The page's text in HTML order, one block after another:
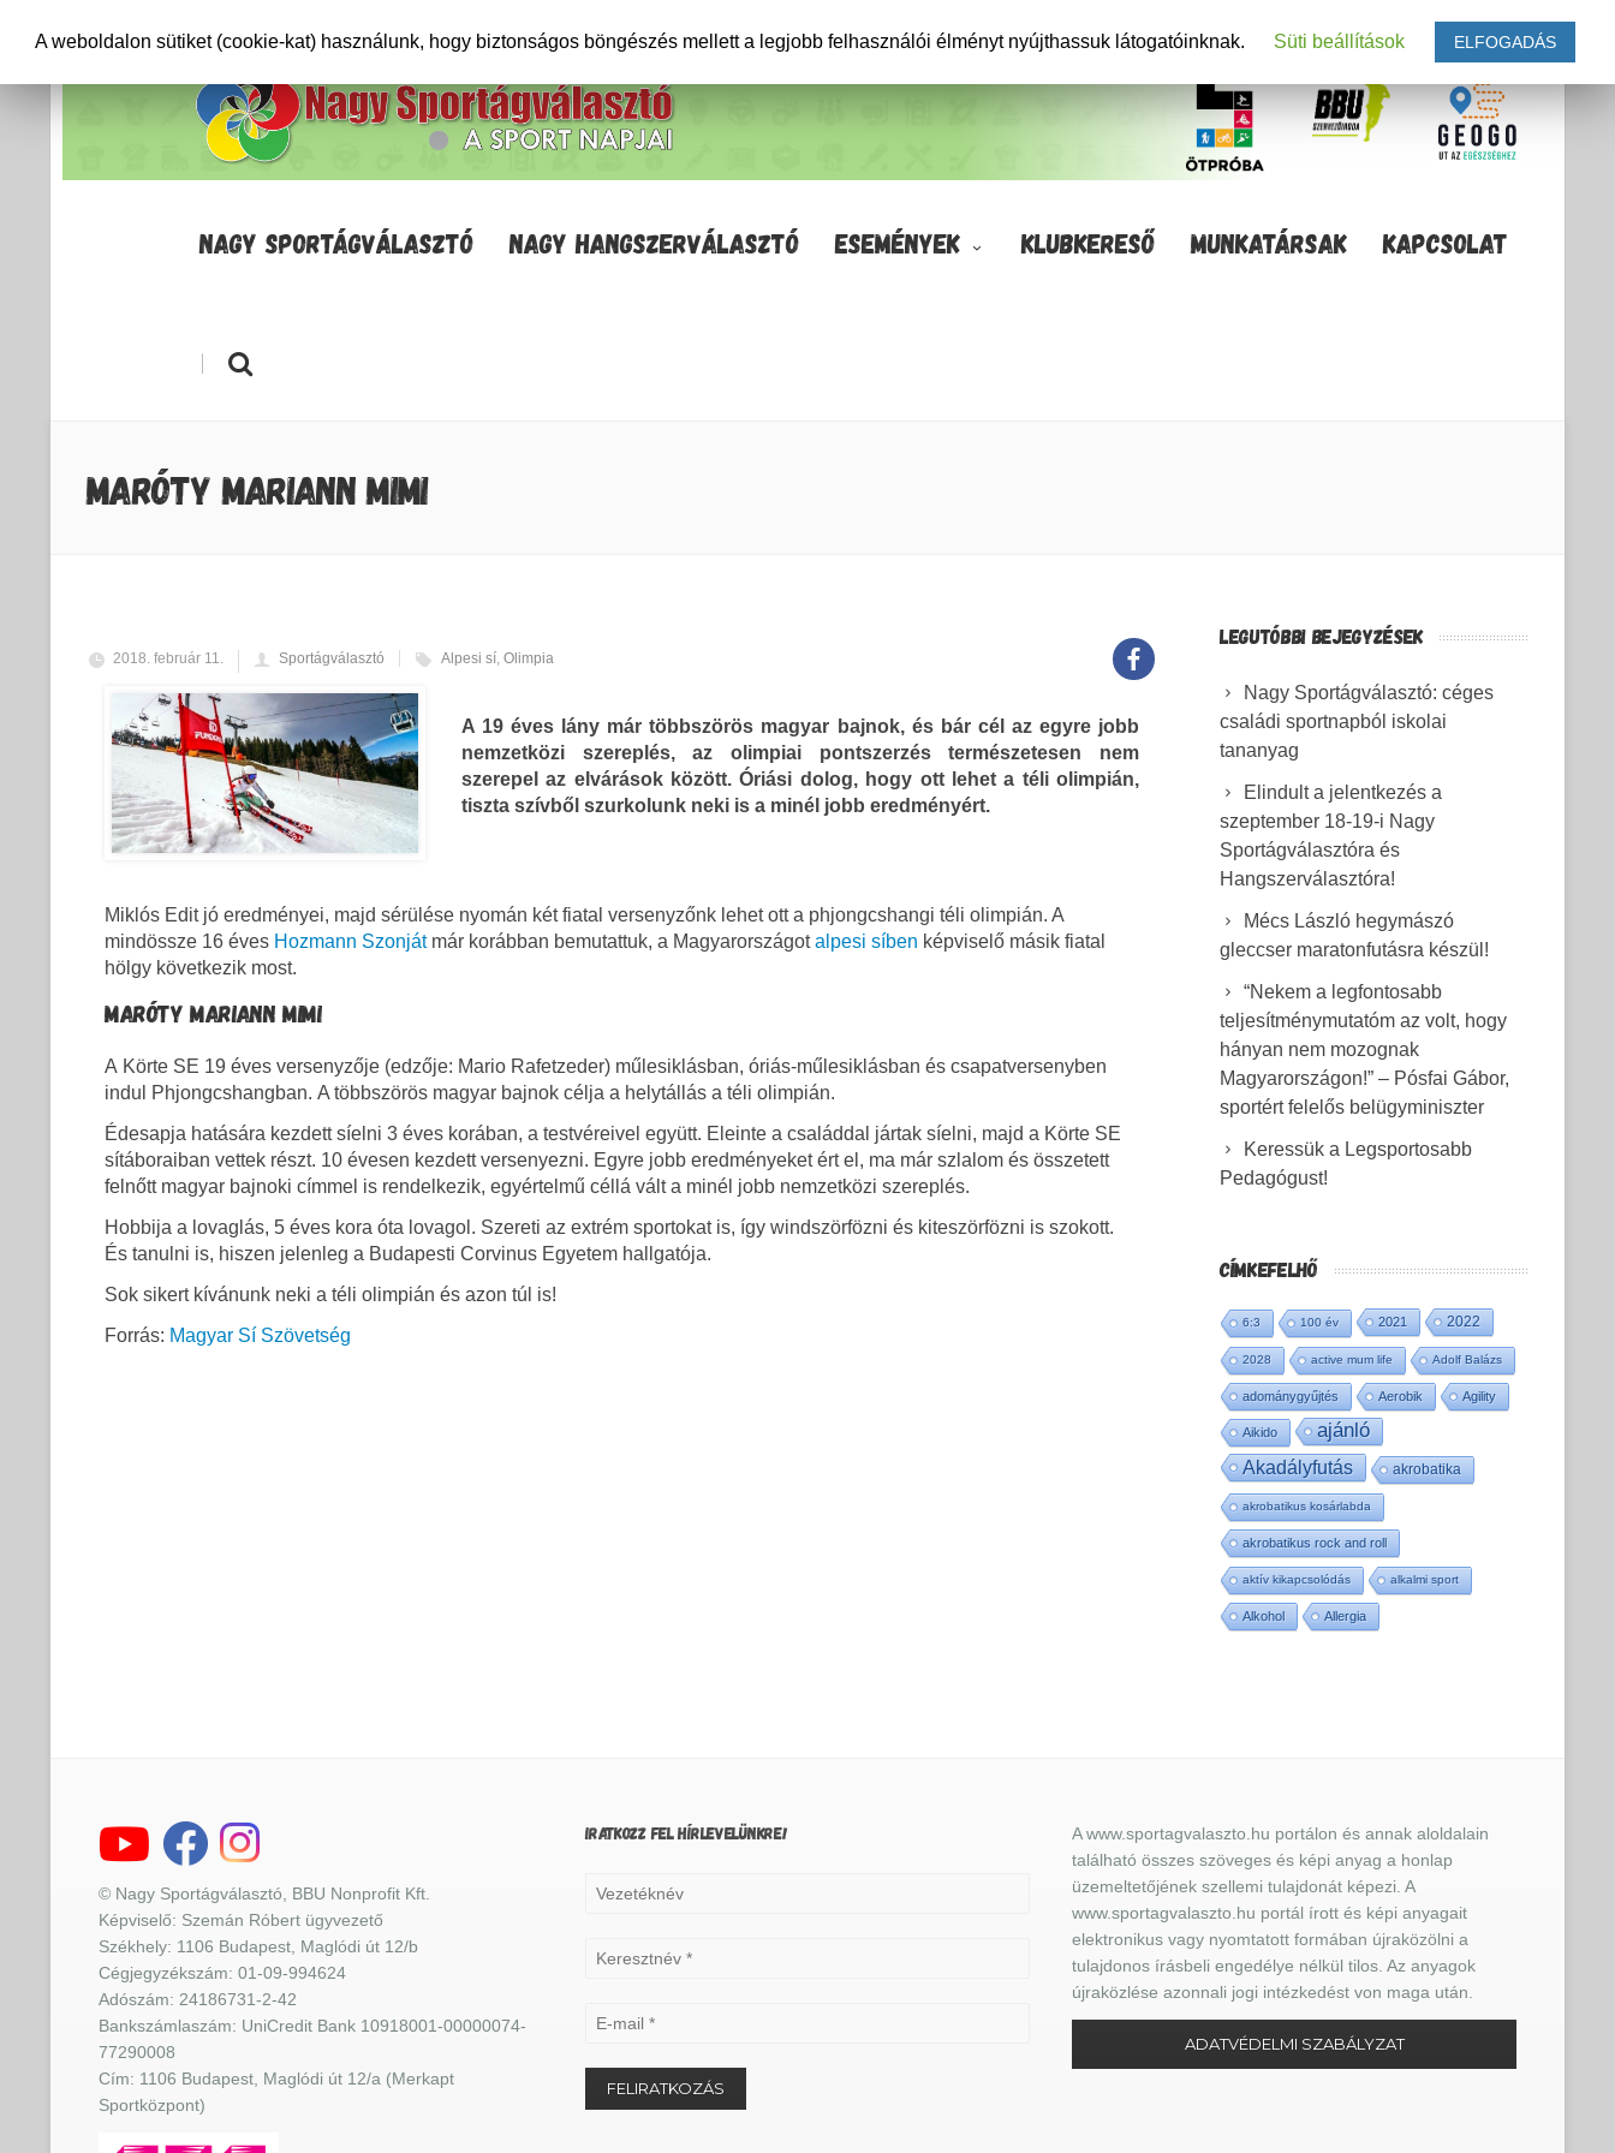
NAGY SPORTÁGVÁLASZTÓ NAGY HANGSZERVÁLASZTÓ ESEMÉNYEK KLUBKERESŐ MUNKATÁRSAK KAPCSOLAT
|
MARÓTY MARIANN MIMI
2018. február 11. Sportágválasztó Alpesi sí, Olimpia
A 19 éves lány már többszörös magyar bajnok, és bár cél az egyre jobb
nemzetközi szereplés, az olimpiai pontszerzés természetesen nem
szerepel az elvárások között. Óriási dolog, hogy ott lehet a téli olimpián,
tiszta szívből szurkolunk neki is a minél jobb eredményért.
Miklós Edit jó eredményei, majd sérülése nyomán két fiatal versenyzőnk lehet ott a phjongcshangi téli olimpián. A
mindössze 16 éves Hozmann Szonjátmár korábban bemutattuk, a Magyarországotalpesi síben képviselő másik fiatal
hölgy következik most.
MARÓTY MARIANN MIMI
A Körte SE 19 éves versenyzője (edzője: Mario Rafetzeder) műlesiklásban, óriás-műlesiklásban és csapatversenyben
indul Phjongcshangban. A többszörös magyar bajnok célja a helytállás a téli olimpián.
Édesapja hatására kezdett síelni 3 éves korában, a testvéreivel együtt. Eleinte a családdal jártak síelni, majd a Körte SE
sítáboraiban vettek részt. 10 évesen kezdett versenyezni. Egyre jobb eredményeket ért el, ma már szlalom és összetett
felnőtt magyar bajnoki címmel is rendelkezik, egyértelmű céllá vált a minél jobb nemzetközi szereplés.
Hobbija a lovaglás, 5 éves kora óta lovagol. Szereti az extrém sportokat is, így windszörfözni és kiteszörfözni is szokott.
És tanulni is, hiszen jelenleg a Budapesti Corvinus Egyetem hallgatója.
Sok sikert kívánunk neki a téli olimpián és azon túl is!
Forrás: Magyar Sí Szövetség
LEGUTÓBBI BEJEGYZÉSEK
Nagy Sportágválasztó: céges
családi sportnapból iskolai
tananyag
Elindult a jelentkezés a
szeptember 18-19-i Nagy
Sportágválasztóra és
Hangszerválasztóra!
Mécs László hegymászó
gleccser maratonfutásra készül!
“Nekem a legfontosabb
teljesítménymutatóm az volt, hogy
hányan nem mozognak
Magyarországon!” – Pósfai Gábor,
sportért felelős belügyminiszter
Keressük a Legsportosabb
Pedagógust!
CÍMKEFELHŐ
6:3 100 év 2021 2022
2028 active mum life Adolf Balázs
adománygyűjtés Aerobik Agility
Aikido ajánló
Akadályfutás akrobatika
akrobatikus kosárlabda
akrobatikus rock and roll
aktív kikapcsolódás alkalmi sport
Alkohol Allergia
© Nagy Sportágválasztó, BBU Nonprofit Kft.
Képviselő: Szemán Róbert ügyvezető
Székhely: 1106 Budapest, Maglódi út 12/b
Cégjegyzékszám: 01-09-994624
Adószám: 24186731-2-42
Bankszámlaszám: UniCredit Bank 10918001-00000074-
77290008
Cím: 1106 Budapest, Maglódi út 12/a (Merkapt
Sportközpont)
IRATKOZZ FEL HÍRLEVELÜNKRE!
A www.sportagvalaszto.hu portálon és annak aloldalain
található összes szöveges és képi anyag a honlap
üzemeltetőjének szellemi tulajdonát képezi. A
www.sportagvalaszto.hu portál írott és képi anyagait
elektronikus vagy nyomtatott formában újraközölni a
tulajdonos írásbeli engedélye nélkül tilos. Az anyagok
újraközlése azonnali jogi intézkedést von maga után.
ADATVÉDELMI SZABÁLYZAT
A weboldalon sütiket (cookie-kat) használunk, hogy biztonságos böngészés mellett a legjobb felhasználói élményt nyújthassuk látogatóinknak. Süti beállítások ELFOGADÁS